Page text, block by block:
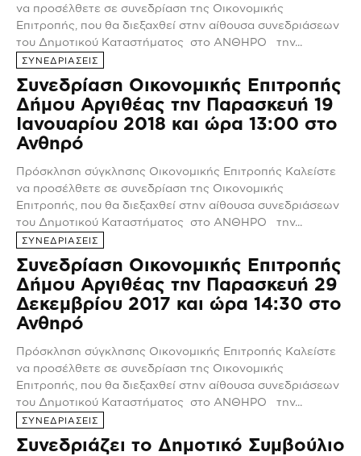
να προσέλθετε σε συνεδρίαση της Οικονομικής
Επιτροπής, που θα διεξαχθεί στην αίθουσα συνεδριάσεων
του Δημοτικού Καταστήματος στο ΑΝΘΗΡΟ την...
ΣΥΝΕΔΡΙΑΣΕΙΣ
Συνεδρίαση Οικονομικής Επιτροπής
Δήμου Αργιθέας την Παρασκευή 19
Ιανουαρίου 2018 και ώρα 13:00 στο
Ανθηρό
Πρόσκληση σύγκλησης Οικονομικής Επιτροπής Καλείστε
να προσέλθετε σε συνεδρίαση της Οικονομικής
Επιτροπής, που θα διεξαχθεί στην αίθουσα συνεδριάσεων
του Δημοτικού Καταστήματος στο ΑΝΘΗΡΟ την...
ΣΥΝΕΔΡΙΑΣΕΙΣ
Συνεδρίαση Οικονομικής Επιτροπής
Δήμου Αργιθέας την Παρασκευή 29
Δεκεμβρίου 2017 και ώρα 14:30 στο
Ανθηρό
Πρόσκληση σύγκλησης Οικονομικής Επιτροπής Καλείστε
να προσέλθετε σε συνεδρίαση της Οικονομικής
Επιτροπής, που θα διεξαχθεί στην αίθουσα συνεδριάσεων
του Δημοτικού Καταστήματος στο ΑΝΘΗΡΟ την...
ΣΥΝΕΔΡΙΑΣΕΙΣ
Συνεδριάζει το Δημοτικό Συμβούλιο